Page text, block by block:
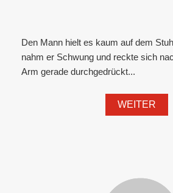
Den Mann hielt es kaum auf dem
nahm er Schwung und reckte sich
Arm gerade durchgedrückt...
WEITER